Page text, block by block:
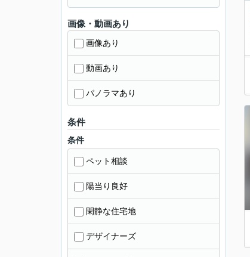
画像・動画あり
画像あり
動画あり
パノラマあり
条件
条件
ペット相談
陽当り良好
閑静な住宅地
デザイナーズ